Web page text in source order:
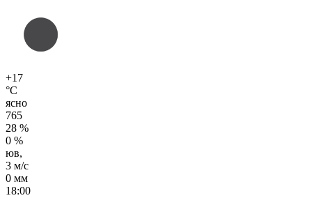
+17
°C
ясно
765
28 %
0 %
юв,
3 м/с
0 мм
18:00